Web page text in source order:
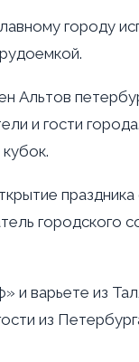
городу
и гости
городского
и варьете из
из